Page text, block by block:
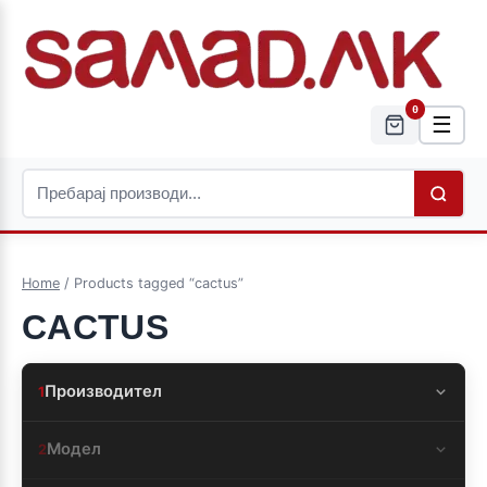
0
☰
Home / Products tagged “cactus”
CACTUS
1Производител
2Модел